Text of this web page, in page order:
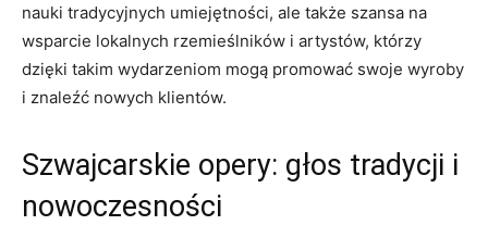
nauki tradycyjnych umiejętności,‌ ale także szansa‌ na
wsparcie lokalnych rzemieślników ‌i artystów, którzy
⁣dzięki takim wydarzeniom ⁤mogą ⁢promować ‌swoje wyroby
i znaleźć nowych⁢ klientów.
Szwajcarskie opery: ⁢głos tradycji i
nowoczesności